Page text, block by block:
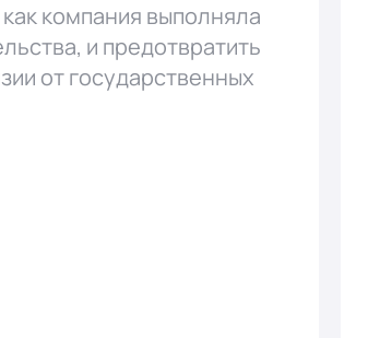
компания выполняла
и предотвратить
от государственных